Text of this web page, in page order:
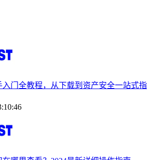
入门全教程，从下载到资产安全一站式指